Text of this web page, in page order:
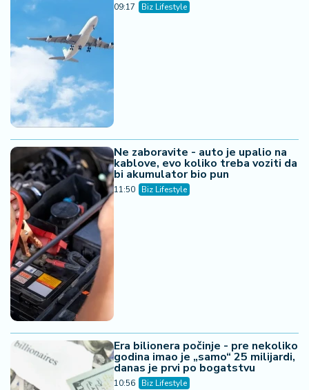
09:17 Biz Lifestyle
Ne zaboravite - auto je upalio na
kablove, evo koliko treba voziti da
bi akumulator bio pun
11:50 Biz Lifestyle
Era bilionera počinje - pre nekoliko
godina imao je „samo“ 25 milijardi,
danas je prvi po bogatstvu
10:56 Biz Lifestyle